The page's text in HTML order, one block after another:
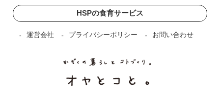
HSPの食育サービス
運営会社 プライバシーポリシー お問い合わせ